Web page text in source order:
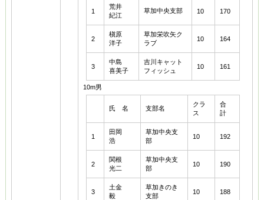
1
荒井
紀江
草加中央支部 10 170
2
槇原
洋子
草加栄吹矢ク
ラブ
10 164
3
中島
喜美子
吉川キャット
フィッシュ
10 161
10m男
氏 名 支部名
クラ
ス
合
計
1
田岡
浩
草加中央支
部
10 192
2
関根
光二
草加中央支
部
10 190
3
土金
毅
草加きのき
支部
10 188